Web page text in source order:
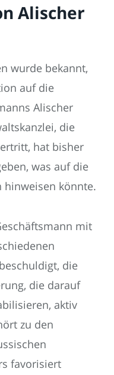
Alischer
wurde bekannt,
auf die
Alischer
die
hat bisher
was auf die
hinweisen könnte.
mit
die
die darauf
aktiv
zu den
favorisiert